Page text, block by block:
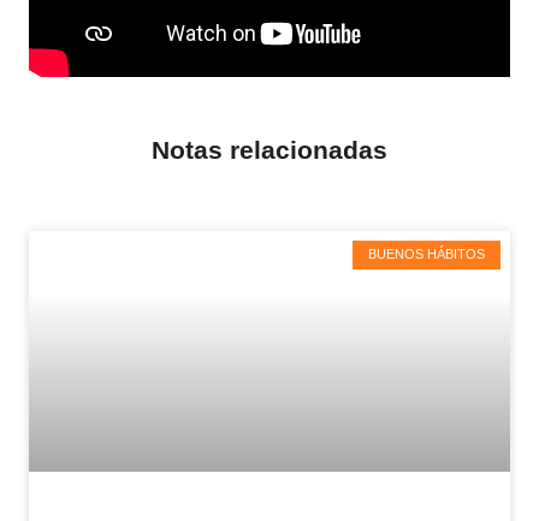
Notas relacionadas
BUENOS HÁBITOS